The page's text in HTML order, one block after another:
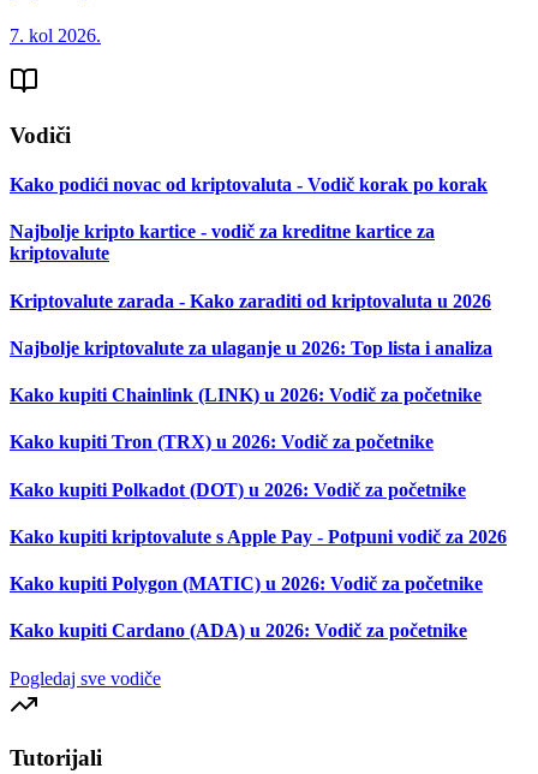
7. kol 2026.
Vodiči
Kako podići novac od kriptovaluta - Vodič korak po korak
Najbolje kripto kartice - vodič za kreditne kartice za
kriptovalute
Kriptovalute zarada - Kako zaraditi od kriptovaluta u 2026
Najbolje kriptovalute za ulaganje u 2026: Top lista i analiza
Kako kupiti Chainlink (LINK) u 2026: Vodič za početnike
Kako kupiti Tron (TRX) u 2026: Vodič za početnike
Kako kupiti Polkadot (DOT) u 2026: Vodič za početnike
Kako kupiti kriptovalute s Apple Pay - Potpuni vodič za 2026
Kako kupiti Polygon (MATIC) u 2026: Vodič za početnike
Kako kupiti Cardano (ADA) u 2026: Vodič za početnike
Pogledaj sve vodiče
Tutorijali